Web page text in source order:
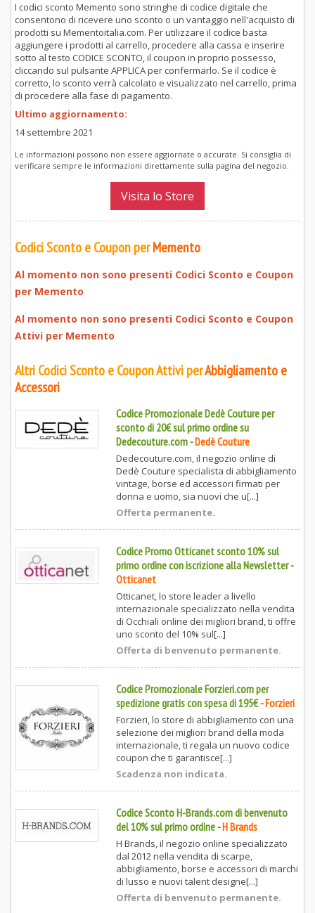
I codici sconto Memento sono stringhe di codice digitale che
consentono di ricevere uno sconto o un vantaggio nell'acquisto di
prodotti su Mementoitalia.com. Per utilizzare il codice basta
aggiungere i prodotti al carrello, procedere alla cassa e inserire
sotto al testo CODICE SCONTO, il coupon in proprio possesso,
cliccando sul pulsante APPLICA per confermarlo. Se il codice è
corretto, lo sconto verrà calcolato e visualizzato nel carrello, prima
di procedere alla fase di pagamento.
Ultimo aggiornamento:
14 settembre 2021
Le informazioni possono non essere aggiornate o accurate. Si consiglia di
verificare sempre le informazioni direttamente sulla pagina del negozio.
Visita lo Store
Codici Sconto e Coupon perMemento
Al momento non sono presenti Codici Sconto e Coupon
per Memento
Al momento non sono presenti Codici Sconto e Coupon
Attivi per Memento
Altri Codici Sconto e Coupon Attivi perAbbigliamento e
Accessori
Codice Promozionale Dedè Couture per
sconto di 20€ sul primo ordine su
Dedecouture.com-Dedè Couture
Dedecouture.com, il negozio online di
Dedè Couture specialista di abbigliamento
vintage, borse ed accessori firmati per
donna e uomo, sia nuovi che u[...]
Offerta permanente.
Codice Promo Otticanet sconto 10% sul
primo ordine con iscrizione alla Newsletter-
Otticanet
Otticanet, lo store leader a livello
internazionale specializzato nella vendita
di Occhiali online dei migliori brand, ti offre
uno sconto del 10% sul[...]
Offerta di benvenuto permanente.
Codice Promozionale Forzieri.com per
spedizione gratis con spesa di 195€-Forzieri
Forzieri, lo store di abbigliamento con una
selezione dei migliori brand della moda
internazionale, ti regala un nuovo codice
coupon che ti garantisce[...]
Scadenza non indicata.
Codice Sconto H-Brands.com di benvenuto
del 10% sul primo ordine-H Brands
H Brands, il negozio online specializzato
dal 2012 nella vendita di scarpe,
abbigliamento, borse e accessori di marchi
di lusso e nuovi talent designe[...]
Offerta di benvenuto permanente.